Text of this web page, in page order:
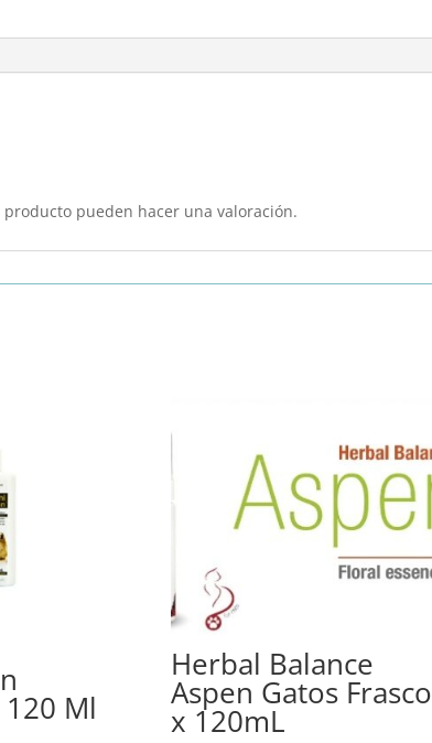
pueden hacer una valoración.
Ml
Herbal Balance
Aspen Gatos Frasco
x 120mL